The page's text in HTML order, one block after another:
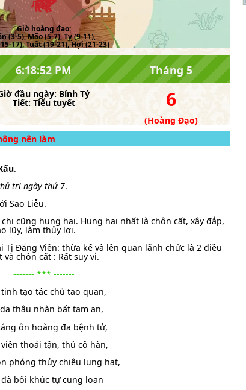
Giờ hoàng đạo:
(3-5), Mão (5-7), Tỵ (9-11),
17), Tuất (19-21), Hợi (21-23)
6:18:52 PM Tháng 5
đầu ngày: Bính Tý
Tiết: Tiểu tuyết 6
(Hoàng Đạo)
nên làm
.
trị ngày thứ 7.
Sao Liễu.
cũng hung hại. Hung hại nhất là chôn cất, xây đắp,
lũy, làm thủy lợi.
Tị Đăng Viên: thừa kế và lên quan lãnh chức là 2 điều
chôn cất : Rất suy vi.
------- *** -------
tinh tạo tác chủ tao quan,
thâu nhàn bất tạm an,
ôn hoàng đa bệnh tử,
thoái tận, thủ cô hàn,
phóng thủy chiêu lung hạt,
đà bối khúc tự cung loan